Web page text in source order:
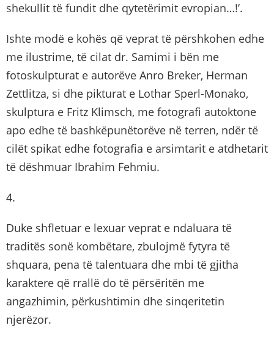
shekullit të fundit dhe qytetërimit evropian…!’.
Ishte modë e kohës që veprat të përshkohen edhe
me ilustrime, të cilat dr. Samimi i bën me
fotoskulpturat e autorëve Anro Breker, Herman
Zettlitza, si dhe pikturat e Lothar Sperl-Monako,
skulptura e Fritz Klimsch, me fotografi autoktone
apo edhe të bashkëpunëtorëve në terren, ndër të
cilët spikat edhe fotografia e arsimtarit e atdhetarit
të dëshmuar Ibrahim Fehmiu.
4.
Duke shfletuar e lexuar veprat e ndaluara të
traditës sonë kombëtare, zbulojmë fytyra të
shquara, pena të talentuara dhe mbi të gjitha
karaktere që rrallë do të përsëritën me
angazhimin, përkushtimin dhe sinqeritetin
njerëzor.